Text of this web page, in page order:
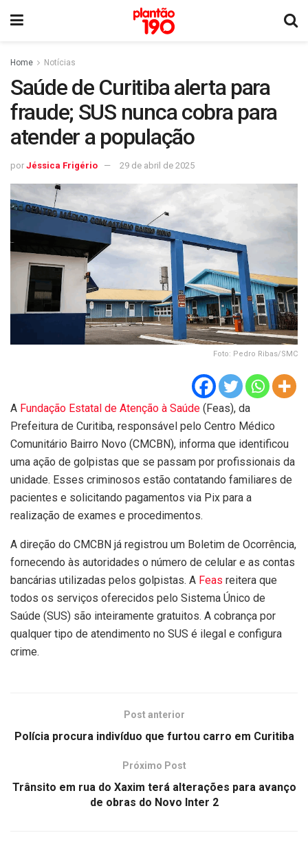
Home Notícias
Saúde de Curitiba alerta para
fraude; SUS nunca cobra para
atender a população
por Jéssica Frigério 29 de abril de 2025
Foto: Pedro Ribas/SMC
A Fundação Estatal de Atenção à Saúde (Feas), da
Prefeitura de Curitiba, responsável pelo Centro Médico
Comunitário Bairro Novo (CMCBN), informa que identificou
uma ação de golpistas que se passam por profissionais da
unidade. Esses criminosos estão contatando familiares de
pacientes e solicitando pagamentos via Pix para a
realização de exames e procedimentos.
A direção do CMCBN já registrou um Boletim de Ocorrência,
fornecendo às autoridades o número de celular e as contas
bancárias utilizadas pelos golpistas. A Feas reitera que
todos os serviços oferecidos pelo Sistema Único de
Saúde (SUS) são inteiramente gratuitos. A cobrança por
qualquer tipo de atendimento no SUS é ilegal e configura
crime.
Post anterior
Polícia procura indivíduo que furtou carro em Curitiba
Próximo Post
Trânsito em rua do Xaxim terá alterações para avanço
de obras do Novo Inter 2